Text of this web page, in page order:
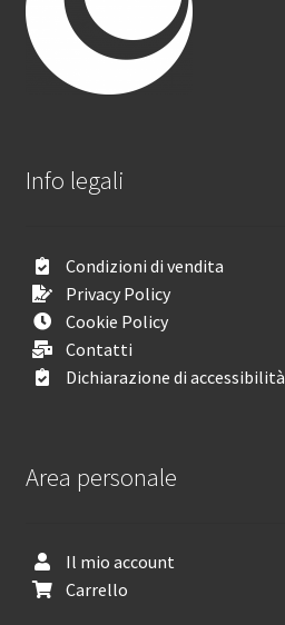
Info legali
Condizioni di vendita
Privacy Policy
Cookie Policy
Contatti
Dichiarazione di accessibilità
Area personale
Il mio account
Carrello